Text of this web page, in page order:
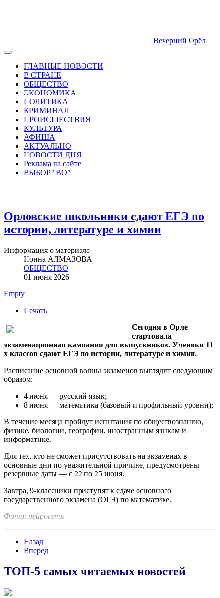
Вечерний Орёл
ГЛАВНЫЕ НОВОСТИ
В СТРАНЕ
ОБЩЕСТВО
ЭКОНОМИКА
ПОЛИТИКА
КРИМИНАЛ
ПРОИСШЕСТВИЯ
КУЛЬТУРА
АФИША
АКТУАЛЬНО
НОВОСТИ ДНЯ
Реклама на сайте
ВЫБОР "ВО"
Орловские школьники сдают ЕГЭ по
истории, литературе и химии
Информация о материале
Нонна АЛМАЗОВА
ОБЩЕСТВО
01 июня 2026
Empty
Печать
Сегодня в Орле
стартовала
экзаменационная кампания для выпускников. Ученики 11-
х классов сдают ЕГЭ по истории, литературе и химии.
Расписание основной волны экзаменов выглядит следующим
образом:
4 июня — русский язык;
8 июня — математика (базовый и профильный уровни);
В течение месяца пройдут испытания по обществознанию,
физике, биологии, географии, иностранным языкам и
информатике.
Для тех, кто не сможет присутствовать на экзаменах в
основные дни по уважительной причине, предусмотрены
резервные даты — с 22 по 25 июня.
Завтра, 9-классники приступят к сдаче основного
государственного экзамена (ОГЭ) по математике.
Фото: нейросеть
Назад
Вперед
ТОП-5 самых читаемых новостей